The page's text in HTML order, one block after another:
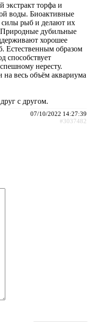
экстракт торфа и
воды. Биоактивные
рыб и делают их
Природные дубильные
хорошее
Естественным образом
способствует
нересту.
на весь объём аквариума
с другом.
07/10/2022 14:27:39
#3037482